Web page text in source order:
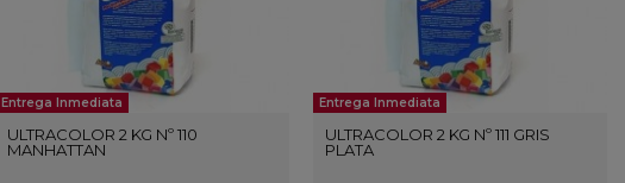
Entrega Inmediata
ULTRACOLOR 2 KG Nº 110
MANHATTAN
Entrega Inmediata
ULTRACOLOR 2 KG Nº 111 GRIS
PLATA